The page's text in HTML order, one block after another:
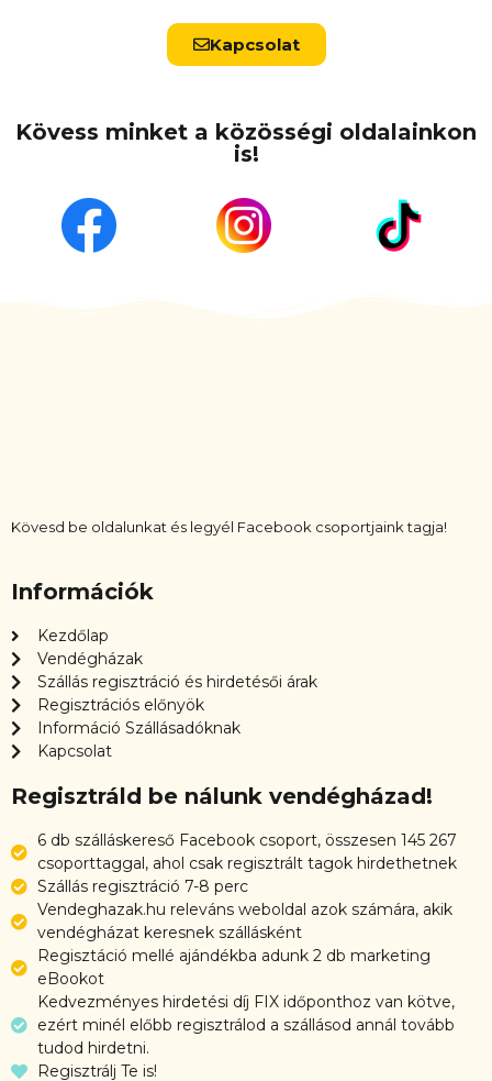
Kapcsolat
Kövess minket a közösségi oldalainkon
is!
Kövesd be oldalunkat és legyél Facebook csoportjaink tagja!
Információk
Kezdőlap
Vendégházak
Szállás regisztráció és hirdetésői árak
Regisztrációs előnyök
Információ Szállásadóknak
Kapcsolat
Regisztráld be nálunk vendégházad!
6 db szálláskereső Facebook csoport, összesen 145 267
csoporttaggal, ahol csak regisztrált tagok hirdethetnek
Szállás regisztráció 7-8 perc
Vendeghazak.hu releváns weboldal azok számára, akik
vendégházat keresnek szállásként
Regisztáció mellé ajándékba adunk 2 db marketing
eBookot
Kedvezményes hirdetési díj FIX időponthoz van kötve,
ezért minél előbb regisztrálod a szállásod annál tovább
tudod hirdetni.
Regisztrálj Te is!